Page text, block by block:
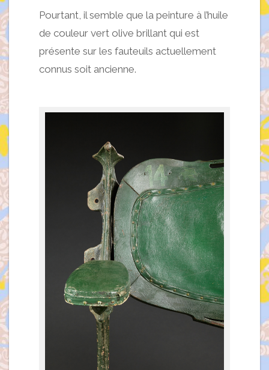
Pourtant, il semble que la peinture à l’huile
de couleur vert olive brillant qui est
présente sur les fauteuils actuellement
connus soit ancienne.